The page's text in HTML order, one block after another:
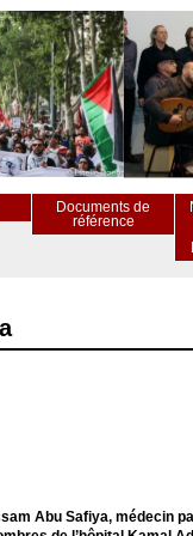
Documents de
référence
Abu Safiya, médecin